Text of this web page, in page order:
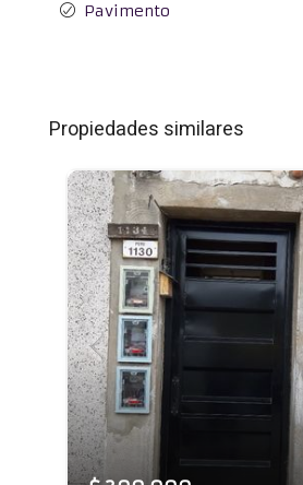
Pavimento
Propiedades similares